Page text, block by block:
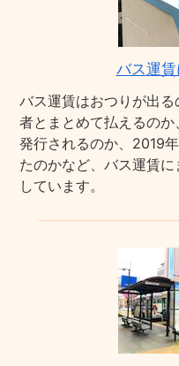
バス運
バス運賃はおつりが出
者とまとめて払えるの
発行されるのか、2019
たのかなど、バス運賃
しています。